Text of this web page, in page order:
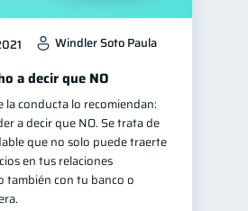
30
25
22
22
mujeres
13
Financiera
Windler Soto Paula
a decir que NO
la conducta lo recomiendan:
a decir que NO. Se trata de
que no solo puede traerte
en tus relaciones
también con tu banco o